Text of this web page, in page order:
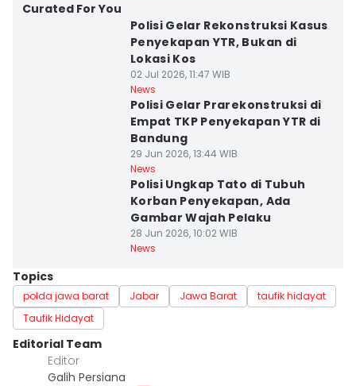
Curated For You
Polisi Gelar Rekonstruksi Kasus
Penyekapan YTR, Bukan di
Lokasi Kos
02 Jul 2026, 11:47 WIB
News
Polisi Gelar Prarekonstruksi di
Empat TKP Penyekapan YTR di
Bandung
29 Jun 2026, 13:44 WIB
News
Polisi Ungkap Tato di Tubuh
Korban Penyekapan, Ada
Gambar Wajah Pelaku
28 Jun 2026, 10:02 WIB
News
Topics
polda jawa barat Jabar Jawa Barat
taufik hidayat
Taufik Hidayat
Editorial Team
Editor
Galih Persiana